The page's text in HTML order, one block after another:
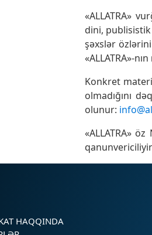
«ALLATRA»
dini, publisistik
şəxslər
«ALLATRA»-
Konkret
olmadığını
olunur:
«ALLATRA»
HAQQINDA